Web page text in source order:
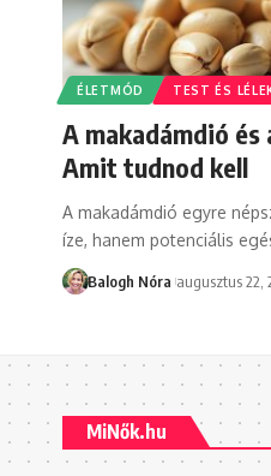
ÉLETMÓD TEST ÉS
A makadámdió
Amit tudnod kell
A makadámdió egyre
íze, hanem potenciális
Balogh Nóra augusztus 22,
MiNők.hu